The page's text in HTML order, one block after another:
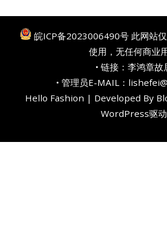
皖ICP备2023006490号 此网站
使用，无任何商业
• 链接： 李鸿章故
• 管理员E-MAIL：
Hello Fashion | Developed By
WordPress驱动